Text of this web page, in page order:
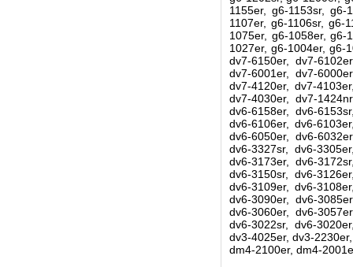
1155er, g6-1153sr, g6-
1107er, g6-1106sr, g6-
1075er, g6-1058er, g6-
1027er, g6-1004er, g6-
dv7-6150er, dv7-
dv7-6001er, dv7-
dv7-4120er, dv7-
dv7-4030er, dv7-
dv6-6158er, dv6-
dv6-6106er, dv6-
dv6-6050er, dv6-
dv6-3327sr, dv6-
dv6-3173er, dv6-
dv6-3150sr, dv6-
dv6-3109er, dv6-
dv6-3090er, dv6-
dv6-3060er, dv6-
dv6-3022sr, dv6-
dv3-4025er, dv3-
dm4-2100er, dm4-